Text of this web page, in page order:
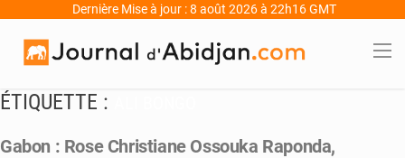
Dernière Mise à jour : 8 août 2026 à 22h16 GMT
ÉTIQUETTE :
Gabon : Rose Christiane Ossouka Raponda,